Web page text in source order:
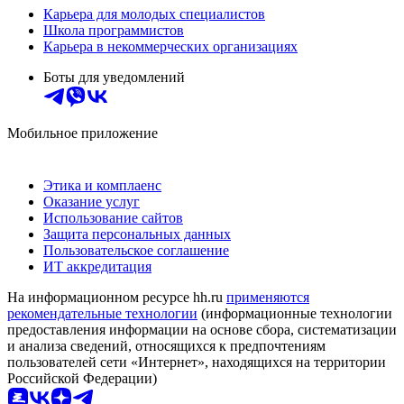
Карьера для молодых специалистов
Школа программистов
Карьера в некоммерческих организациях
Боты для уведомлений
Мобильное приложение
Этика и комплаенс
Оказание услуг
Использование сайтов
Защита персональных данных
Пользовательское соглашение
ИТ аккредитация
На информационном ресурсе hh.ru применяются
рекомендательные технологии (информационные технологии
предоставления информации на основе сбора, систематизации
и анализа сведений, относящихся к предпочтениям
пользователей сети «Интернет», находящихся на территории
Российской Федерации)